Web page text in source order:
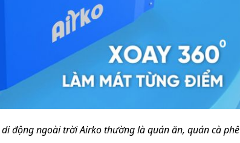
động ngoài trời Airko thường là quán ăn, quán cà phê